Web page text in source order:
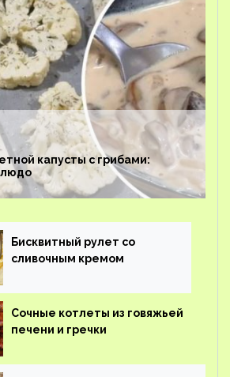
капусты с грибами:
Бисквитный рулет со
сливочным кремом
Сочные котлеты из говяжьей
печени и гречки